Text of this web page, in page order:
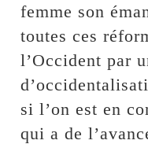
femme son
toutes ces
l’Occident par
si l’on est en
qui a de